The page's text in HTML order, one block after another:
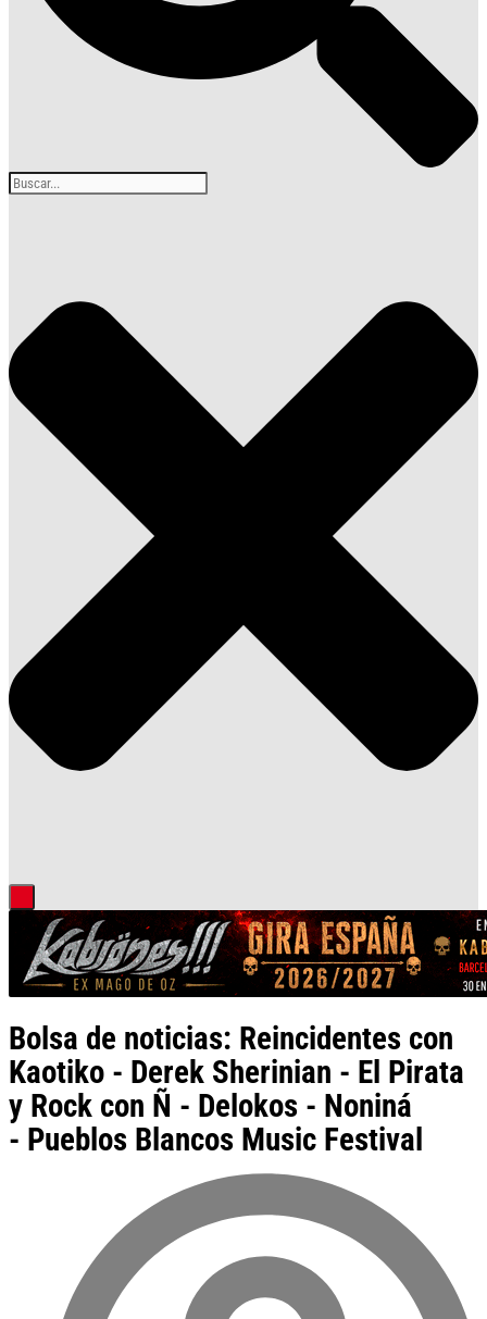
Bolsa de noticias: Reincidentes con
Kaotiko - Derek Sherinian - El Pirata
y Rock con Ñ - Delokos - Noniná
- Pueblos Blancos Music Festival